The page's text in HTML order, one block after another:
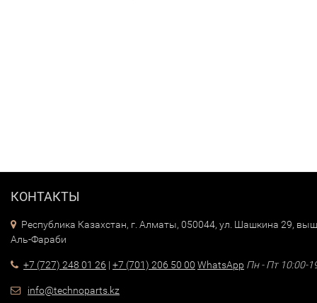
КОНТАКТЫ
Республика Казахстан, г. Алматы, 050044, ул. Шашкина 29,
Аль-Фараби
+7 (727) 248 01 26 | +7 (701) 206 50 00 WhatsApp Пн - Пт 10:00-
info@technoparts.kz